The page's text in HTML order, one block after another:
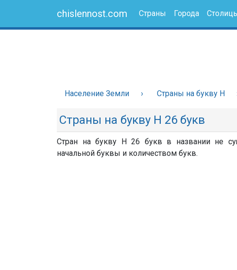
chislennost.com Страны Города
Население Земли Страны на букву Н
Страны на букву Н 26 букв
Стран на букву Н 26 букв в названии не
начальной буквы и количеством букв.